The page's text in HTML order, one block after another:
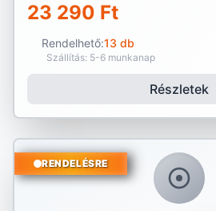
23 290 Ft
Rendelhető:13 db
Szállítás: 5-6 munkanap
Részletek
RENDELÉSRE